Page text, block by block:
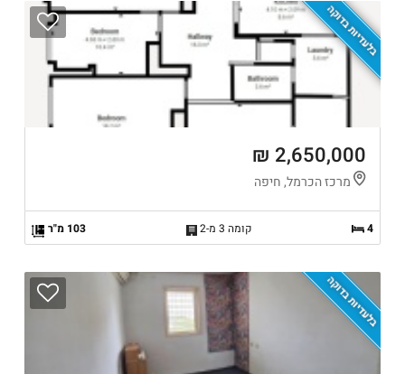
בלעדיות בדוקה
2,650,000 ₪
מרכז הכרמל, חיפה
4 קומה 3 מ-2 103 מ"ר
בלעדיות בדוקה